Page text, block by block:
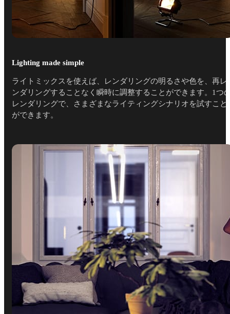
Lighting made simple
ライトミックスを使えば、レンダリングの明るさや色を、再レ
ンダリングすることなく瞬時に調整することができます。1つ
レンダリングで、さまざまなライティングシナリオを試すこと
ができます。